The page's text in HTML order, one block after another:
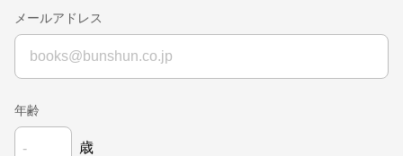
メールアドレス
年齢
歳